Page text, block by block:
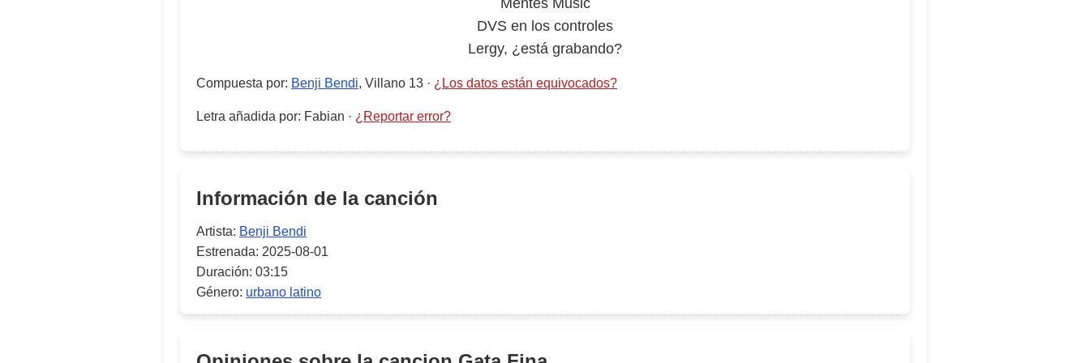
Mentes Music
DVS en los controles
Lergy, ¿está grabando?
Compuesta por: Benji Bendi, Villano 13 · ¿Los datos están equivocados?
Letra añadida por: Fabian · ¿Reportar error?
Información de la canción
Artista: Benji Bendi
Estrenada: 2025-08-01
Duración: 03:15
Género: urbano latino